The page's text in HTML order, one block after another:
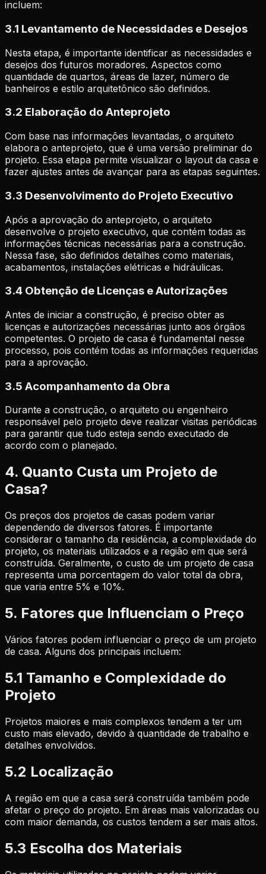
incluem:
3.1 Levantamento de Necessidades e Desejos
Nesta etapa, é importante identificar as necessidades e
desejos dos futuros moradores. Aspectos como
quantidade de quartos, áreas de lazer, número de
banheiros e estilo arquitetônico são definidos.
3.2 Elaboração do Anteprojeto
Com base nas informações levantadas, o arquiteto
elabora o anteprojeto, que é uma versão preliminar do
projeto. Essa etapa permite visualizar o layout da casa e
fazer ajustes antes de avançar para as etapas seguintes.
3.3 Desenvolvimento do Projeto Executivo
Após a aprovação do anteprojeto, o arquiteto
desenvolve o projeto executivo, que contém todas as
informações técnicas necessárias para a construção.
Nessa fase, são definidos detalhes como materiais,
acabamentos, instalações elétricas e hidráulicas.
3.4 Obtenção de Licenças e Autorizações
Antes de iniciar a construção, é preciso obter as
licenças e autorizações necessárias junto aos órgãos
competentes. O projeto de casa é fundamental nesse
processo, pois contém todas as informações requeridas
para a aprovação.
3.5 Acompanhamento da Obra
Durante a construção, o arquiteto ou engenheiro
responsável pelo projeto deve realizar visitas periódicas
para garantir que tudo esteja sendo executado de
acordo com o planejado.
4. Quanto Custa um Projeto de
Casa?
Os preços dos projetos de casas podem variar
dependendo de diversos fatores. É importante
considerar o tamanho da residência, a complexidade do
projeto, os materiais utilizados e a região em que será
construída. Geralmente, o custo de um projeto de casa
representa uma porcentagem do valor total da obra,
que varia entre 5% e 10%.
5. Fatores que Influenciam o Preço
Vários fatores podem influenciar o preço de um projeto
de casa. Alguns dos principais incluem:
5.1 Tamanho e Complexidade do
Projeto
Projetos maiores e mais complexos tendem a ter um
custo mais elevado, devido à quantidade de trabalho e
detalhes envolvidos.
5.2 Localização
A região em que a casa será construída também pode
afetar o preço do projeto. Em áreas mais valorizadas ou
com maior demanda, os custos tendem a ser mais altos.
5.3 Escolha dos Materiais